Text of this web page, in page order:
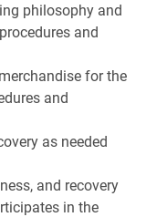
philosophy and
and
for the
and
as needed
and recovery
in the